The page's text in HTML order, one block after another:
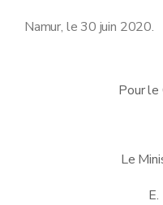
Namur, le 30 juin 2020.
Pour le
Le